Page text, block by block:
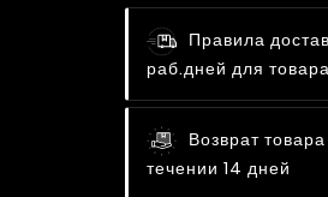
Правила
раб.дней для
Возврат
течении 14 дней